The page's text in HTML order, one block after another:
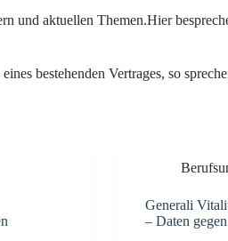
und aktuellen Themen.Hier
bestehenden Vertrages, so
Generali
– Daten